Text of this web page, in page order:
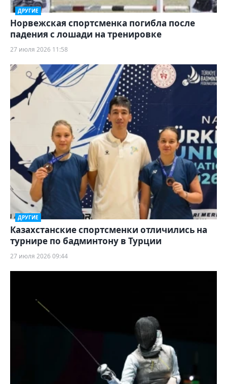
ДРУГИЕ
Норвежская спортсменка погибла после
падения с лошади на тренировке
27 июля 2026 11:58
ДРУГИЕ
Казахстанские спортсменки отличились на
турнире по бадминтону в Турции
27 июля 2026 09:44